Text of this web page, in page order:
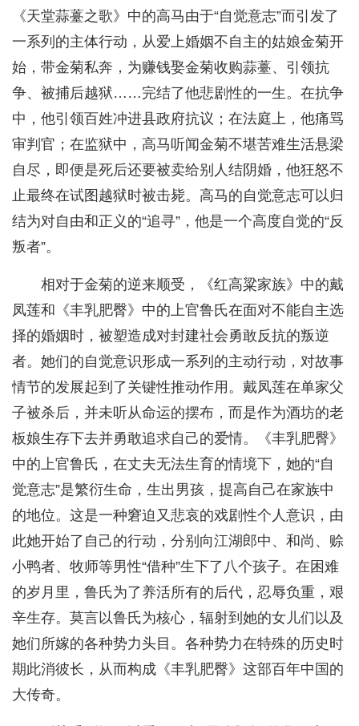
《天堂蒜薹之歌》中的高马由于“自觉意志”而引发了
一系列的主体行动，从爱上婚姻不自主的姑娘金菊开
始，带金菊私奔，为赚钱娶金菊收购蒜薹、引领抗
争、被捕后越狱……完结了他悲剧性的一生。在抗争
中，他引领百姓冲进县政府抗议；在法庭上，他痛骂
审判官；在监狱中，高马听闻金菊不堪苦难生活悬梁
自尽，即便是死后还要被卖给别人结阴婚，他狂怒不
止最终在试图越狱时被击毙。高马的自觉意志可以归
结为对自由和正义的“追寻”，他是一个高度自觉的“反
叛者”。
相对于金菊的逆来顺受，《红高粱家族》中的戴
凤莲和《丰乳肥臀》中的上官鲁氏在面对不能自主选
择的婚姻时，被塑造成对封建社会勇敢反抗的叛逆
者。她们的自觉意识形成一系列的主动行动，对故事
情节的发展起到了关键性推动作用。戴凤莲在单家父
子被杀后，并未听从命运的摆布，而是作为酒坊的老
板娘生存下去并勇敢追求自己的爱情。《丰乳肥臀》
中的上官鲁氏，在丈夫无法生育的情境下，她的“自
觉意志”是繁衍生命，生出男孩，提高自己在家族中
的地位。这是一种窘迫又悲哀的戏剧性个人意识，由
此她开始了自己的行动，分别向江湖郎中、和尚、赊
小鸭者、牧师等男性“借种”生下了八个孩子。在困难
的岁月里，鲁氏为了养活所有的后代，忍辱负重，艰
辛生存。莫言以鲁氏为核心，辐射到她的女儿们以及
她们所嫁的各种势力头目。各种势力在特殊的历史时
期此消彼长，从而构成《丰乳肥臀》这部百年中国的
大传奇。